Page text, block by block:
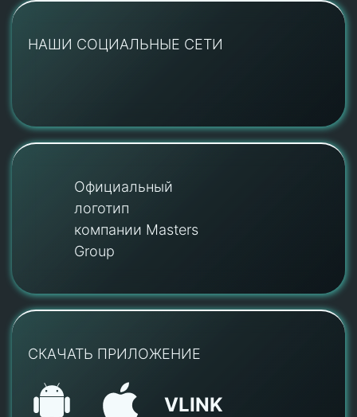
НАШИ СОЦИАЛЬНЫЕ СЕТИ
Официальный
логотип
компании Masters
Group
СКАЧАТЬ ПРИЛОЖЕНИЕ
VLINK